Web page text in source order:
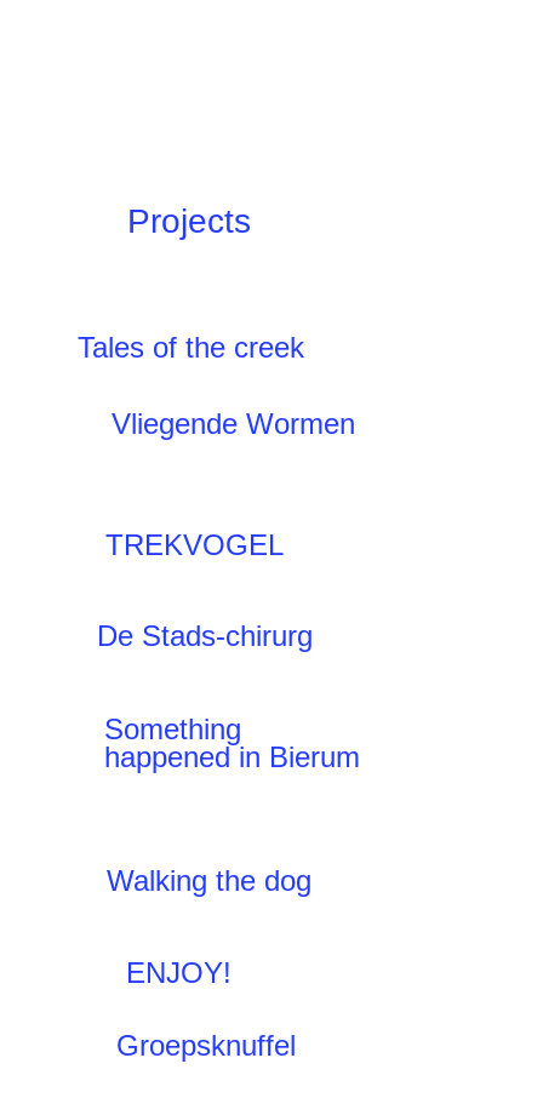
Walking the dog
ENJOY!
Something
happened in Bierum
Projects
Groepsknuffel
De Stads-chirurg
TREKVOGEL
Vliegende Wormen
Tales of the creek